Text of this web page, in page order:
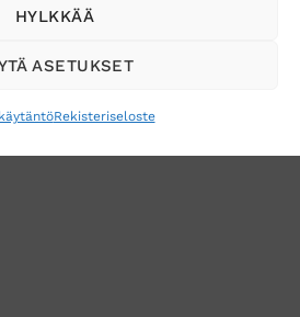
HYLKKÄÄ
ASETUKSET
Rekisteriseloste